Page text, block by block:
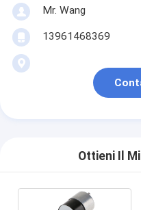
Mr. Wang
13961468369
Ottieni Il